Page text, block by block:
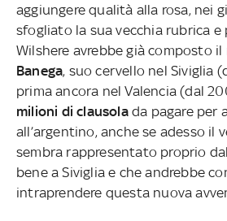
aggiungere qualità alla rosa, nei
sfogliato la sua vecchia rubrica
Wilshere avrebbe già composto il
Banega, suo cervello nel Siviglia
prima ancora nel Valencia (dal
milioni di clausola da pagare per
all’argentino, anche se adesso il
sembra rappresentato proprio
bene a Siviglia e che andrebbe
intraprendere questa nuova